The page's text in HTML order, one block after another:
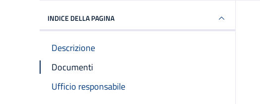
INDICE DELLA PAGINA
Descrizione
Documenti
Ufficio responsabile